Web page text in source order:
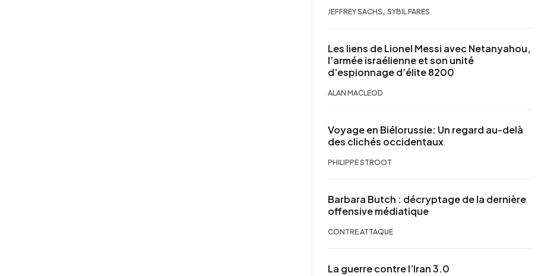
JEFFREY SACHS , SYBIL FARES
Les liens de Lionel Messi avec Netanyahou,
l’armée israélienne et son unité
d’espionnage d’élite 8200
ALAN MACLEOD
Voyage en Biélorussie: Un regard au-delà
des clichés occidentaux
PHILIPPE STROOT
Barbara Butch : décryptage de la dernière
offensive médiatique
CONTRE ATTAQUE
La guerre contre l’Iran 3.0